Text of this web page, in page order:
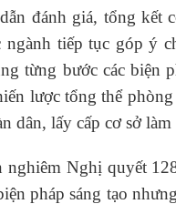
đánh giá, tổng kết
ngành tiếp tục góp ý
từng bước các biện
lược tổng thể
dân, lấy cấp cơ sở làm
nghiêm Nghị quyết
pháp sáng tạo